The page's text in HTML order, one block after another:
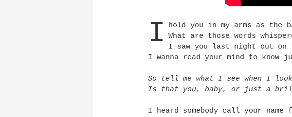
I
hold you in my arms as the
What are those words
I saw you last night out on
I wanna read your mind to
So tell me what I see when I
Is that you, baby, or just a
I heard somebody call your name